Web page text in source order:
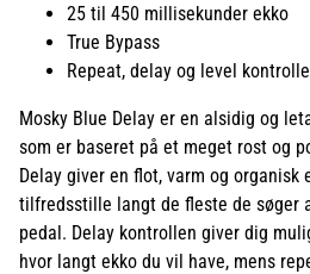
25 til 450 millisekunder ekko
True Bypass
Repeat, delay og level
Mosky Blue Delay er en alsidig og
som er baseret på et meget rost og
Delay giver en flot, varm og organisk
tilfredsstille langt de fleste de søger
pedal. Delay kontrollen giver dig
hvor langt ekko du vil have, mens